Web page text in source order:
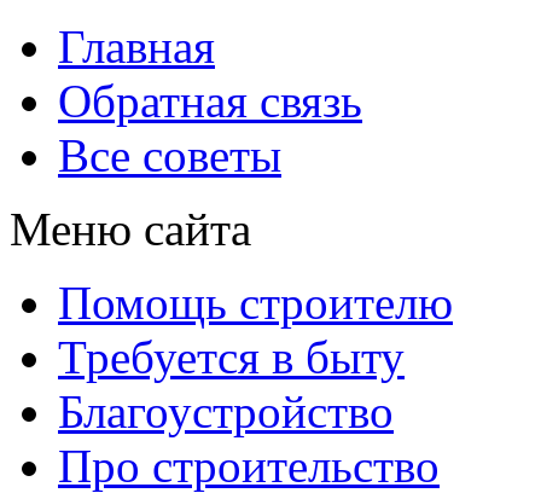
Главная
Обратная связь
Все советы
Меню сайта
Помощь строителю
Требуется в быту
Благоустройство
Про строительство